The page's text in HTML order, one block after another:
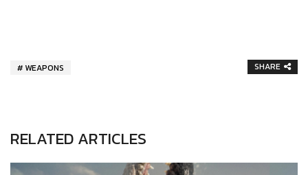
WEAPONS SHARE
RELATED ARTICLES